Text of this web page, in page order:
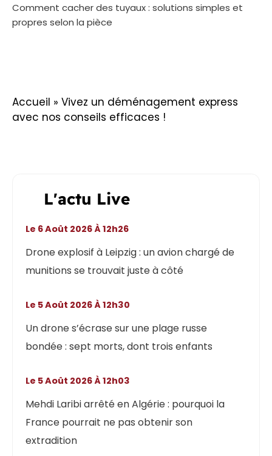
Comment cacher des tuyaux : solutions simples et
propres selon la pièce
Accueil » Vivez un déménagement express
avec nos conseils efficaces !
L'actu Live
Drone explosif à Leipzig : un avion chargé de
munitions se trouvait juste à côté
Le 6 Août 2026 À 12h26
Un drone s’écrase sur une plage russe
bondée : sept morts, dont trois enfants
Le 5 Août 2026 À 12h30
Mehdi Laribi arrêté en Algérie : pourquoi la
France pourrait ne pas obtenir son
extradition
Le 5 Août 2026 À 12h03